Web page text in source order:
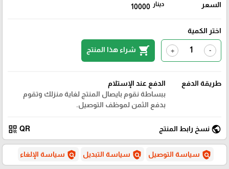
السعر 10000 دينار
اختر الكمية
-
+
shopping_cart شراء هذا المنتج
طريقة الدفع
الدفع عند الإستلام
ببساطة نقوم بايصال المنتج لغاية منزلك وتقوم
بدفع الثمن لموظف التوصيل.
public نسخ رابط المنتج QR
qr_code
policy سياسة التوصيل policy سياسة التبديل policy سياسة الإلغاء